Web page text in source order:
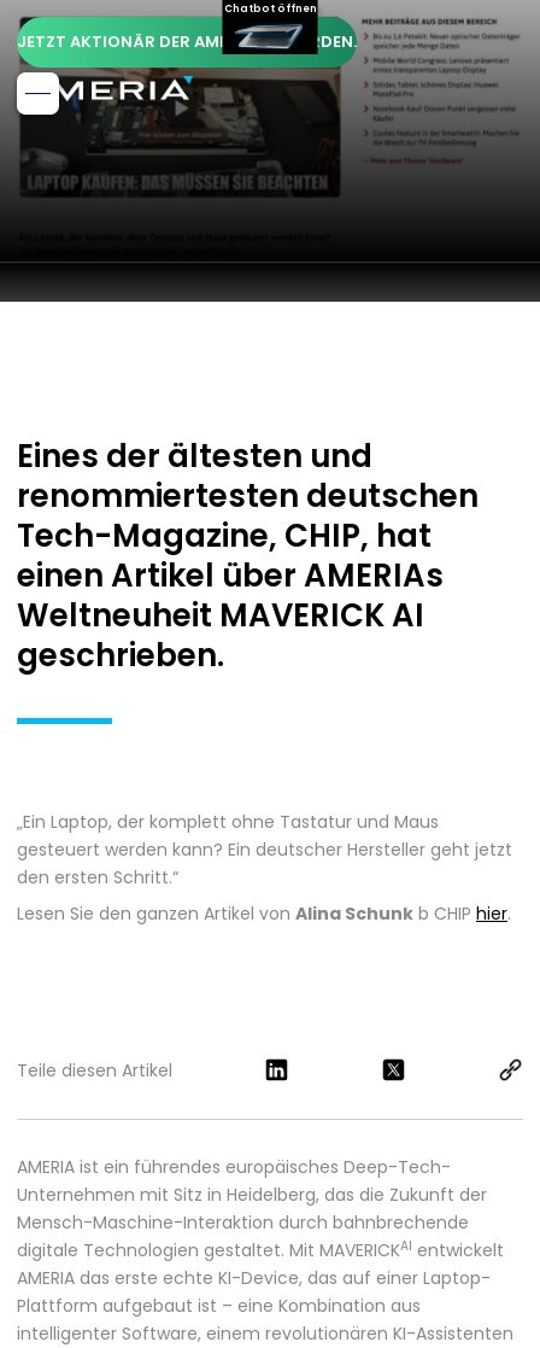
Chatbot öffnen
JETZT AKTIONÄR DER AMERIA AG WERDEN.
Eines der ältesten und
renommiertesten deutschen
Tech-Magazine, CHIP, hat
einen Artikel über AMERIAs
Weltneuheit MAVERICK AI
geschrieben.
„Ein Laptop, der komplett ohne Tastatur und Maus
gesteuert werden kann? Ein deutscher Hersteller geht jetzt
den ersten Schritt.“
Lesen Sie den ganzen Artikel von Alina Schunk b CHIP hier.
Teile diesen Artikel
AMERIA ist ein führendes europäisches Deep-Tech-
Unternehmen mit Sitz in Heidelberg, das die Zukunft der
Mensch-Maschine-Interaktion durch bahnbrechende
digitale Technologien gestaltet. Mit MAVERICKAI entwickelt
AMERIA das erste echte KI-Device, das auf einer Laptop-
Plattform aufgebaut ist – eine Kombination aus
intelligenter Software, einem revolutionären KI-Assistenten